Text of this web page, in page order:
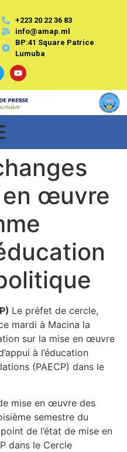
+223 20 22 36 83
info@amap.ml
BP:41 Square Patrice
Lumuba
en œuvre
Le préfet de cercle,
mardi à Macina la
sur la mise en œuvre
à l’éducation
(PAECP) dans le
mise en œuvre des
semestre du
de l’état de mise en
dans le Cercle